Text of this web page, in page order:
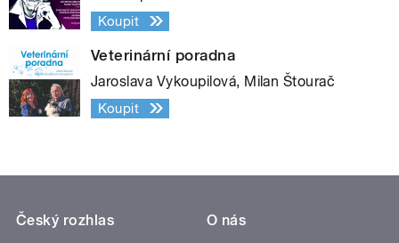
Koupit
Veterinární poradna
Jaroslava Vykoupilová, Milan Štourač
Koupit
Český rozhlas
O nás